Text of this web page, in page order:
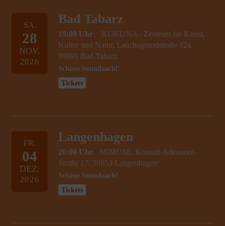
SA.
28
NOV.
2026
Bad Tabarz
19:00 Uhr
KUKUNA - Zentrum für Kunst,
Kultur und Natur, Lauchagrundstraße 12a,
99891 Bad Tabarz
Schöne Sonndaach!
Tickets
FR.
04
DEZ.
2026
Langenhagen
20:00 Uhr
MIMUSE, Konrad-Adenauer-
Straße 17, 30853 Langenhagen
Schöne Sonndaach!
Tickets